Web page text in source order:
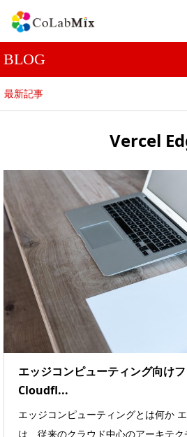
BLOG
最新記事
Vercel
エッジコンピューティング向け
Cloudfl...
エッジコンピューティングとは何か
は、従来のクラウド中心のアーキテ